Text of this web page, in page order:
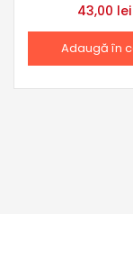
43,00 lei
Adaugă în